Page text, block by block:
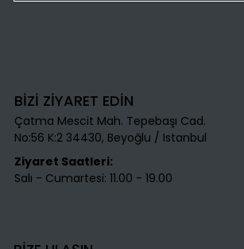
BİZİ ZİYARET EDİN
Çatma Mescit Mah. Tepebaşı Cad.
No:56 K:2 34430, Beyoğlu / Istanbul​
Ziyaret Saatleri:
Salı - Cumartesi: 11.00 - 19.00